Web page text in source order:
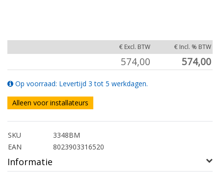
€ Excl. BTW € Incl. % BTW
574,00 574,00
Op voorraad: Levertijd 3 tot 5 werkdagen.
Alleen voor installateurs
SKU
3348BM
EAN
8023903316520
Informatie